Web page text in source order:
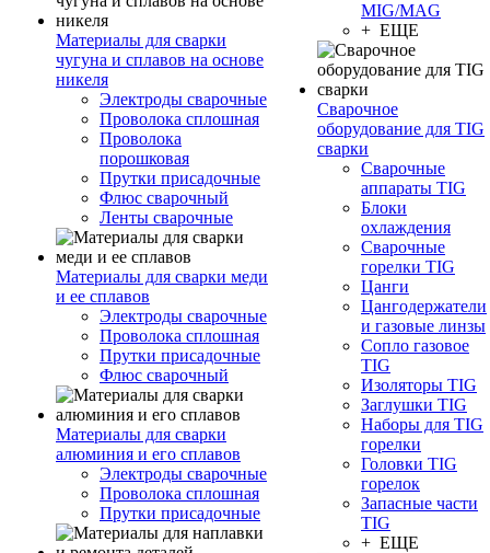
Материалы для сварки
чугуна и сплавов на основе
никеля
Электроды сварочные
Проволока сплошная
Проволока
порошковая
Прутки присадочные
Флюс сварочный
Ленты сварочные
Материалы для сварки меди
и ее сплавов
Электроды сварочные
Проволока сплошная
Прутки присадочные
Флюс сварочный
Материалы для сварки
алюминия и его сплавов
Электроды сварочные
Проволока сплошная
Прутки присадочные
MIG/MAG
+ ЕЩЕ
Сварочное
оборудование для TIG
сварки
Сварочные
аппараты TIG
Блоки
охлаждения
Сварочные
горелки TIG
Цанги
Цангодержатели
и газовые линзы
Сопло газовое
TIG
Изоляторы TIG
Заглушки TIG
Наборы для TIG
горелки
Головки TIG
горелок
Запасные части
TIG
+ ЕЩЕ